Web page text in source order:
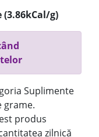
g)
Suplimente
grame.
produs
zilnică